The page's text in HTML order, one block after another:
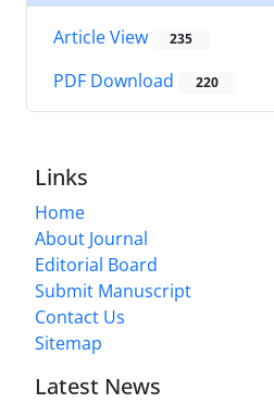
Article View 235
PDF Download 220
Links
Home
About Journal
Editorial Board
Submit Manuscript
Contact Us
Sitemap
Latest News